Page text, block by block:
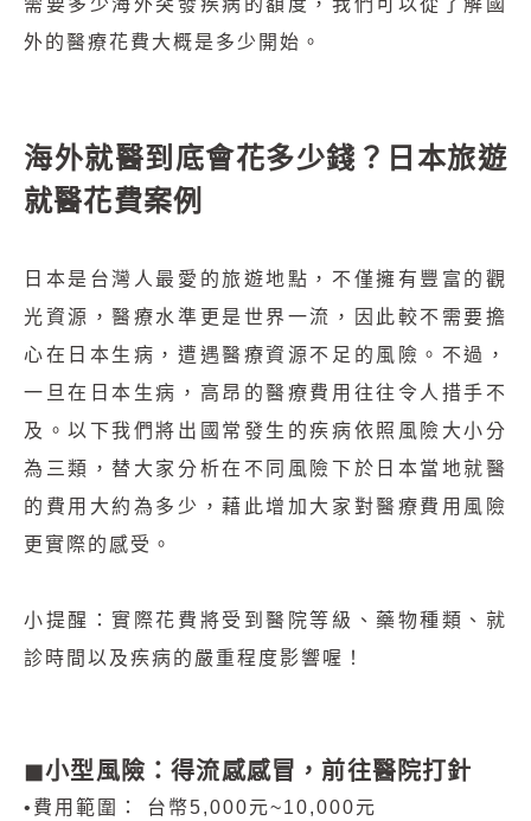
外的醫療花費大概是多少開始。
海外就醫到底會花多少錢？日本旅遊
就醫花費案例
日本是台灣人最愛的旅遊地點，不僅擁有豐富的觀
光資源，醫療水準更是世界一流，因此較不需要擔
心在日本生病，遭遇醫療資源不足的風險。不過，
一旦在日本生病，高昂的醫療費用往往令人措手不
及。以下我們將出國常發生的疾病依照風險大小分
為三類，替大家分析在不同風險下於日本當地就醫
的費用大約為多少，藉此增加大家對醫療費用風險
更實際的感受。
小提醒：實際花費將受到醫院等級、藥物種類、就
診時間以及疾病的嚴重程度影響喔！
◼︎小型風險：得流感感冒，前往醫院打針
•費用範圍： 台幣5,000元~10,000元